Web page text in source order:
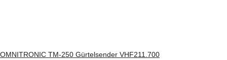
OMNITRONIC TM-250 Gürtelsender VHF211.700